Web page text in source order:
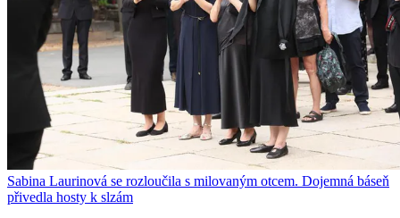
Sabina Laurinová se rozloučila s milovaným otcem. Dojemná báseň
přivedla hosty k slzám